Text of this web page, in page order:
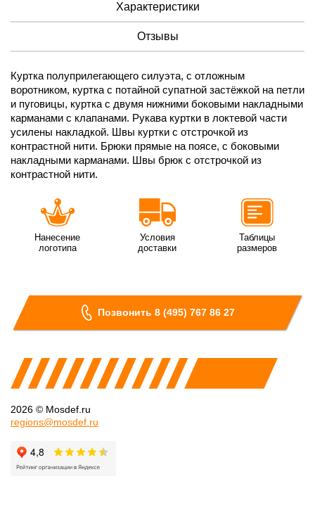
Характеристики
Отзывы
Куртка полуприлегающего силуэта, с отложным
воротником, куртка с потайной супатной застёжкой на петли
и пуговицы, куртка с двумя нижними боковыми накладными
карманами с клапанами. Рукава куртки в локтевой части
усилены накладкой. Швы куртки с отстрочкой из
контрастной нити. Брюки прямые на поясе, с боковыми
накладными карманами. Швы брюк с отстрочкой из
контрастной нити.
Нанесение
логотипа
Условия
доставки
Таблицы
размеров
Позвонить 8 (495) 767 86 27
2026 © Mosdef.ru
regions@mosdef.ru